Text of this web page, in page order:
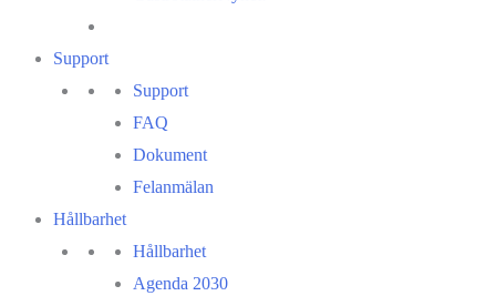
Support
Support
FAQ
Dokument
Felanmälan
Hållbarhet
Hållbarhet
Agenda 2030